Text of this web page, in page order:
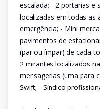
escalada; - 2 portarias e
localizadas em todas as
emergência; - Mini
pavimentos de
(par ou ímpar) de cada
2 mirantes localizados
mensagerias (uma para
Swift; - Síndico